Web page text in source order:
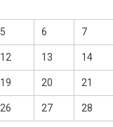
5 6 7
12 13 14
19 20 21
26 27 28